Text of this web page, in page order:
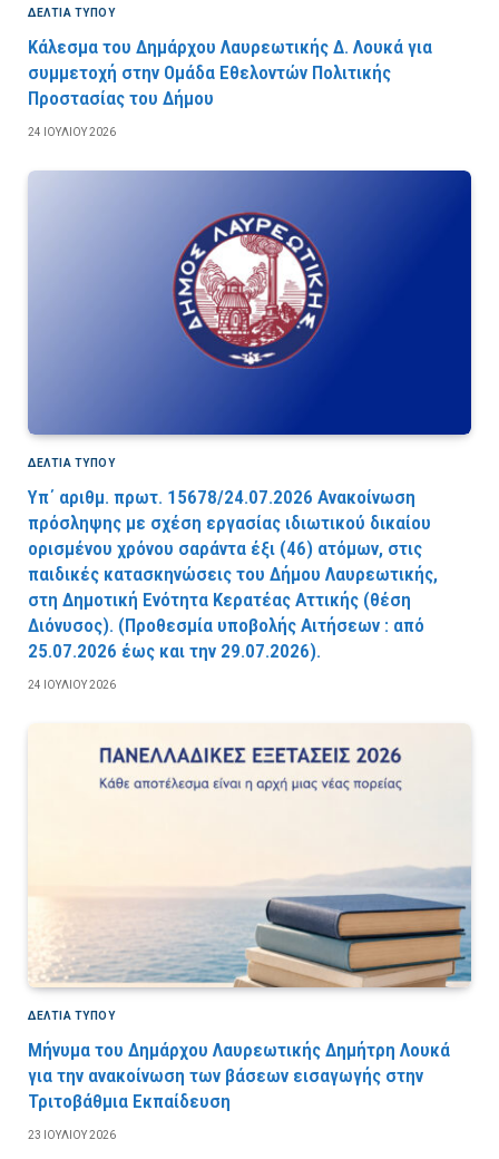
ΔΕΛΤΙΑ ΤΥΠΟΥ
Κάλεσμα του Δημάρχου Λαυρεωτικής Δ. Λουκά για
συμμετοχή στην Ομάδα Εθελοντών Πολιτικής
Προστασίας του Δήμου
24 ΙΟΥΛΊΟΥ 2026
ΔΕΛΤΙΑ ΤΥΠΟΥ
Υπ΄ αριθμ. πρωτ. 15678/24.07.2026 Ανακοίνωση
πρόσληψης με σχέση εργασίας ιδιωτικού δικαίου
ορισμένου χρόνου σαράντα έξι (46) ατόμων, στις
παιδικές κατασκηνώσεις του Δήμου Λαυρεωτικής,
στη Δημοτική Ενότητα Κερατέας Αττικής (θέση
Διόνυσος). (Προθεσμία υποβολής Αιτήσεων : από
25.07.2026 έως και την 29.07.2026).
24 ΙΟΥΛΊΟΥ 2026
ΔΕΛΤΙΑ ΤΥΠΟΥ
Μήνυμα του Δημάρχου Λαυρεωτικής Δημήτρη Λουκά
για την ανακοίνωση των βάσεων εισαγωγής στην
Τριτοβάθμια Εκπαίδευση
23 ΙΟΥΛΊΟΥ 2026